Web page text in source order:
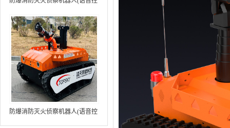
火焰）中型RXR-MC80BD（第8
代）
防爆消防灭火侦察机器人(语音控
制+跟随功能+5G控制+水炮跟踪